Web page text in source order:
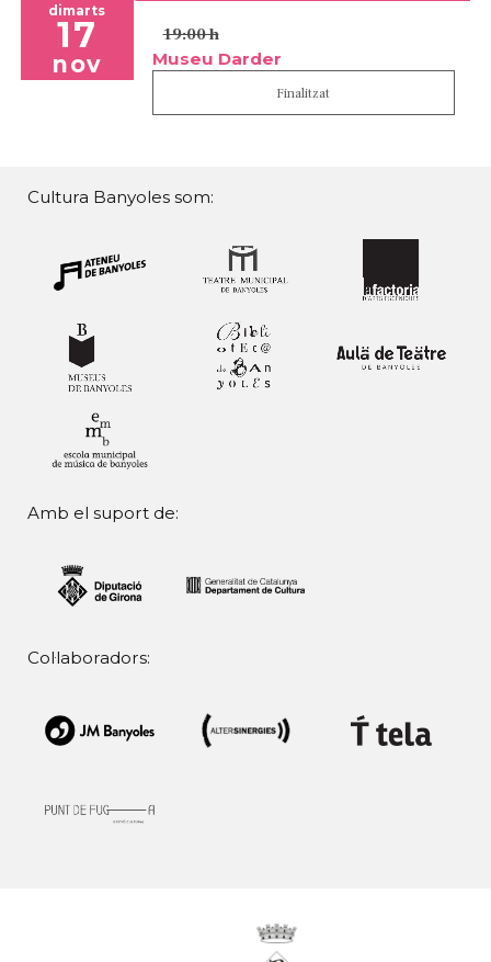
dimarts
17
nov
19:00 h
Museu Darder
Finalitzat
Cultura Banyoles som:
Amb el suport de:
Col·laboradors: